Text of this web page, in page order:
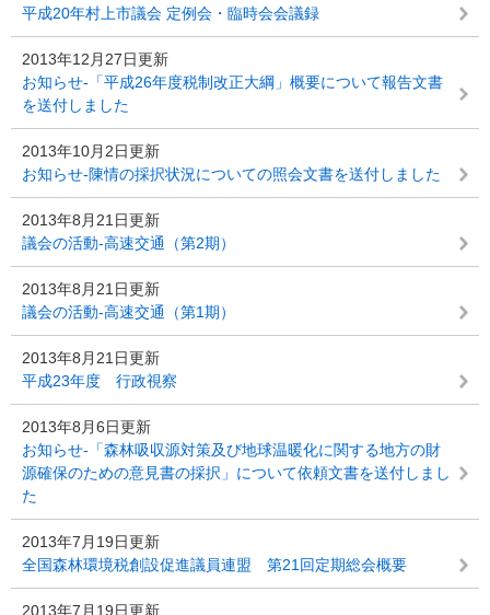
平成20年村上市議会 定例会・臨時会会議録
2013年12月27日更新
お知らせ-「平成26年度税制改正大綱」概要について報告文書
を送付しました
2013年10月2日更新
お知らせ-陳情の採択状況についての照会文書を送付しました
2013年8月21日更新
議会の活動-高速交通（第2期）
2013年8月21日更新
議会の活動-高速交通（第1期）
2013年8月21日更新
平成23年度 行政視察
2013年8月6日更新
お知らせ-「森林吸収源対策及び地球温暖化に関する地方の財
源確保のための意見書の採択」について依頼文書を送付しまし
た
2013年7月19日更新
全国森林環境税創設促進議員連盟 第21回定期総会概要
2013年7月19日更新